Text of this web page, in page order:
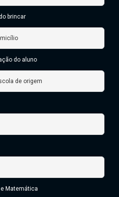
brincar
do aluno
de origem
Matemática